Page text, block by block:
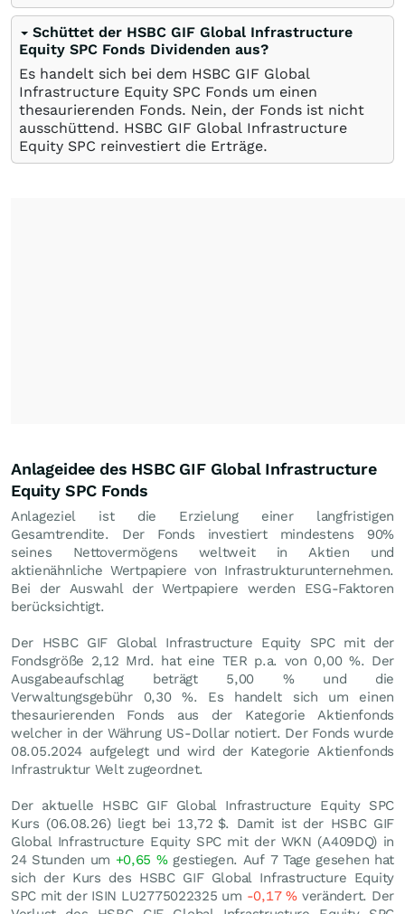
Schüttet der HSBC GIF Global Infrastructure
Equity SPC Fonds Dividenden aus?
Es handelt sich bei dem HSBC GIF Global
Infrastructure Equity SPC Fonds um einen
thesaurierenden Fonds. Nein, der Fonds ist nicht
ausschüttend. HSBC GIF Global Infrastructure
Equity SPC reinvestiert die Erträge.
Anlageidee des HSBC GIF Global Infrastructure
Equity SPC Fonds
Anlageziel ist die Erzielung einer langfristigen
Gesamtrendite. Der Fonds investiert mindestens 90%
seines Nettovermögens weltweit in Aktien und
aktienähnliche Wertpapiere von Infrastrukturunternehmen.
Bei der Auswahl der Wertpapiere werden ESG-Faktoren
berücksichtigt.
Der HSBC GIF Global Infrastructure Equity SPC mit der
Fondsgröße 2,12 Mrd. hat eine TER p.a. von 0,00 %. Der
Ausgabeaufschlag beträgt 5,00 % und die
Verwaltungsgebühr 0,30 %. Es handelt sich um einen
thesaurierenden Fonds aus der Kategorie Aktienfonds
welcher in der Währung US-Dollar notiert. Der Fonds wurde
08.05.2024 aufgelegt und wird der Kategorie Aktienfonds
Infrastruktur Welt zugeordnet.
Der aktuelle HSBC GIF Global Infrastructure Equity SPC
Kurs (06.08.26) liegt bei 13,72 $. Damit ist der HSBC GIF
Global Infrastructure Equity SPC mit der WKN (A409DQ) in
24 Stunden um +0,65 %gestiegen. Auf 7 Tage gesehen hat
sich der Kurs des HSBC GIF Global Infrastructure Equity
SPC mit der ISIN LU2775022325 um -0,17%verändert. Der